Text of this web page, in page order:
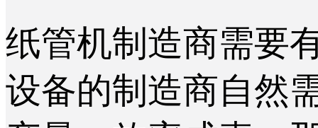
纸管机制造商需要
设备的制造商自然